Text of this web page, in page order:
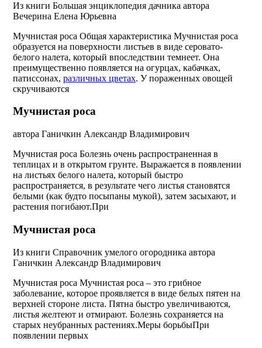
Из книги Большая энциклопедия дачника автора
Вечерина Елена Юрьевна
Мучнистая роса Общая характеристика Мучнистая роса
образуется на поверхности листьев в виде серовато-
белого налета, который впоследствии темнеет. Она
преимущественно появляется на огурцах, кабачках,
патиссонах, различных цветах. У пораженных овощей
скручиваются
Мучнистая роса
автора Ганичкин Александр Владимирович
Мучнистая роса Болезнь очень распространенная в
теплицах и в открытом грунте. Выражается в появлении
на листьях белого налета, который быстро
распространяется, в результате чего листья становятся
белыми (как будто посыпаны мукой), затем засыхают, и
растения погибают.При
Мучнистая роса
Из книги Справочник умелого огородника автора
Ганичкин Александр Владимирович
Мучнистая роса Мучнистая роса – это грибное
заболевание, которое проявляется в виде белых пятен на
верхней стороне листа. Пятна быстро увеличиваются,
листья желтеют и отмирают. Болезнь сохраняется на
старых неубранных растениях.Меры борьбыПри
появлении первых